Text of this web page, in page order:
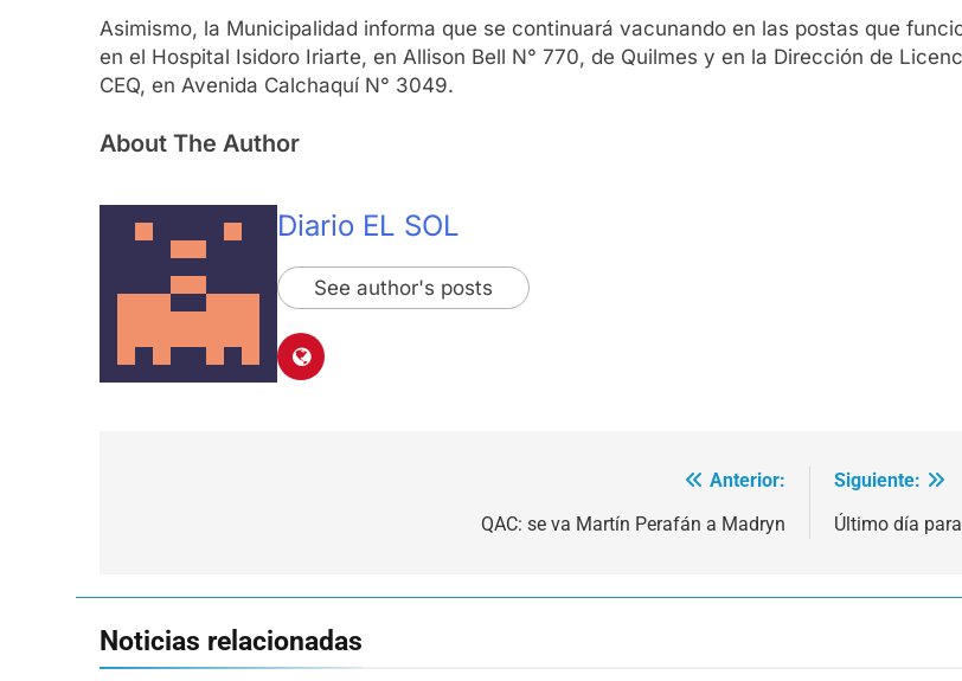
Asimismo, la Municipalidad informa que se continuará vacunando en las postas que
en el Hospital Isidoro Iriarte, en Allison Bell N° 770, de Quilmes y en la Dirección de
CEQ, en Avenida Calchaquí N° 3049.
About The Author
Diario EL SOL
See author's posts
Anterior:
QAC: se va Martín Perafán a Madryn
Siguiente:
Último día
Noticias relacionadas